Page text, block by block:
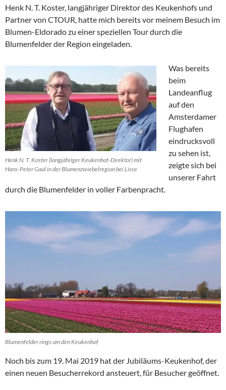
Henk N. T. Koster, langjähriger Direktor des Keukenhofs und
Partner von CTOUR, hatte mich bereits vor meinem Besuch im
Blumen-Eldorado zu einer speziellen Tour durch die
Blumenfelder der Region eingeladen.
Henk N. T. Koster (langjähriger Keukenhof-Direktor) mit
Hans-Peter Gaul in der Blumenzwiebelregion bei Lisse
Was bereits
beim
Landeanflug
auf den
Amsterdamer
Flughafen
eindrucksvoll
zu sehen ist,
zeigte sich bei
unserer Fahrt
durch die Blumenfelder in voller Farbenpracht.
Blumenfelder rings um den Keukenhof
Noch bis zum 19. Mai 2019 hat der Jubiläums-Keukenhof, der
einen neuen Besucherrekord ansteuert, für Besucher geöffnet.